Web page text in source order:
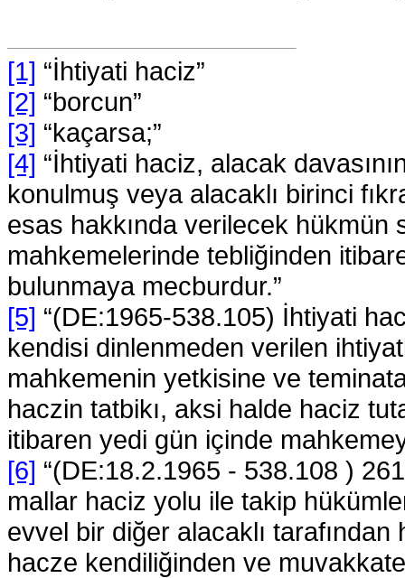
[1] “İhtiyati haciz”
[2] “borcun”
[3] “kaçarsa;”
[4] “İhtiyati haciz, alacak
konulmuş veya alacaklı birinci
esas hakkında verilecek
mahkemelerinde tebliğinden
bulunmaya mecburdur.”
[5] “(DE:1965-538.105) İhtiyati
kendisi dinlenmeden verilen
mahkemenin yetkisine ve
haczin tatbikı, aksi halde haciz
itibaren yedi gün içinde
[6] “(DE:18.2.1965 - 538.108 )
mallar haciz yolu ile takip
evvel bir diğer alacaklı
hacze kendiliğinden ve